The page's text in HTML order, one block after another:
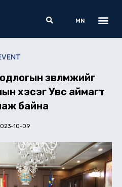
Search
MN
зөвлөмжийг
хэсэг Увс аймагт
байна
10-09